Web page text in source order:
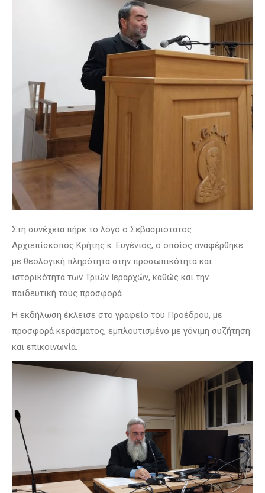
Στη συνέχεια πήρε το λόγο ο Σεβασμιότατος
Αρχιεπίσκοπος Κρήτης κ. Ευγένιος, ο οποίος αναφέρθηκε
με θεολογική πληρότητα στην προσωπικότητα και
ιστορικότητα των Τριών Ιεραρχών, καθώς και την
παιδευτική τους προσφορά.
Η εκδήλωση έκλεισε στο γραφείο του Προέδρου, με
προσφορά κεράσματος, εμπλουτισμένο με γόνιμη συζήτηση
και επικοινωνία.